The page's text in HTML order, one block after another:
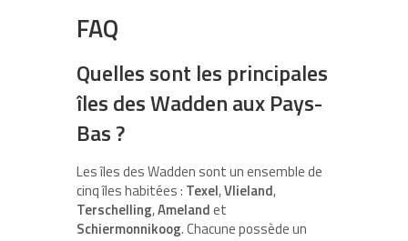
FAQ
Quelles sont les principales
îles des Wadden aux Pays-
Bas ?
Les îles des Wadden sont un ensemble de
cinq îles habitées : Texel,Vlieland,
Terschelling,Amelandet
Schiermonnikoog. Chacune possède un